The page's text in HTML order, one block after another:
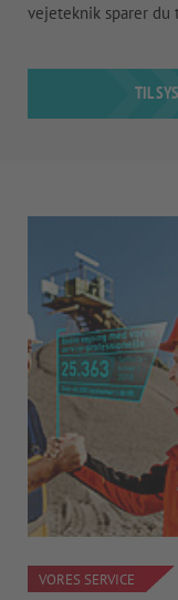
vejeteknik sparer du
TIL
VORES SERVICE